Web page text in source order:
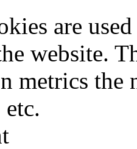
are
website.
metrics the